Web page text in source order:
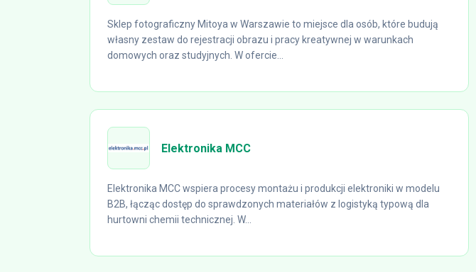
Sklep fotograficzny Mitoya w Warszawie to miejsce dla osób, które budują
własny zestaw do rejestracji obrazu i pracy kreatywnej w warunkach
domowych oraz studyjnych. W ofercie...
Elektronika MCC
Elektronika MCC wspiera procesy montażu i produkcji elektroniki w modelu
B2B, łącząc dostęp do sprawdzonych materiałów z logistyką typową dla
hurtowni chemii technicznej. W...